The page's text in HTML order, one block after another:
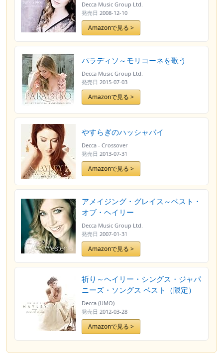
Decca Music Group Ltd.
発売日 2008-12-10
Amazonで見る >
パラディソ～モリコーネを歌う
Decca Music Group Ltd.
発売日 2015-07-03
Amazonで見る >
やすらぎのハッシャバイ
Decca - Crossover
発売日 2013-07-31
Amazonで見る >
アメイジング・グレイス～ベスト・
オブ・ヘイリー
Decca Music Group Ltd.
発売日 2007-01-31
Amazonで見る >
祈り～ヘイリー・シングス・ジャパ
ニーズ・ソングス ベスト（限定）
Decca (UMO)
発売日 2012-03-28
Amazonで見る >